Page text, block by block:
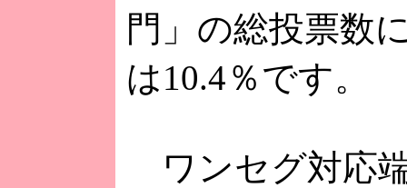
門」の総投票数
は10.4％です。
ワンセグ対応